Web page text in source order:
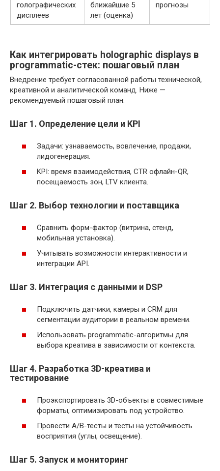
голографических
дисплеев
ближайшие 5
лет (оценка)
прогнозы
Как интегрировать holographic displays в
programmatic-стек: пошаговый план
Внедрение требует согласованной работы технической,
креативной и аналитической команд. Ниже —
рекомендуемый пошаговый план:
Шаг 1. Определение цели и KPI
Задачи: узнаваемость, вовлечение, продажи,
лидогенерация.
KPI: время взаимодействия, CTR офлайн-QR,
посещаемость зон, LTV клиента.
Шаг 2. Выбор технологии и поставщика
Сравнить форм-фактор (витрина, стенд,
мобильная установка).
Учитывать возможности интерактивности и
интеграции API.
Шаг 3. Интеграция с данными и DSP
Подключить датчики, камеры и CRM для
сегментации аудитории в реальном времени.
Использовать programmatic-алгоритмы для
выбора креатива в зависимости от контекста.
Шаг 4. Разработка 3D-креатива и
тестирование
Проэкспортировать 3D-объекты в совместимые
форматы, оптимизировать под устройство.
Провести A/B-тесты и тесты на устойчивость
восприятия (углы, освещение).
Шаг 5. Запуск и мониторинг